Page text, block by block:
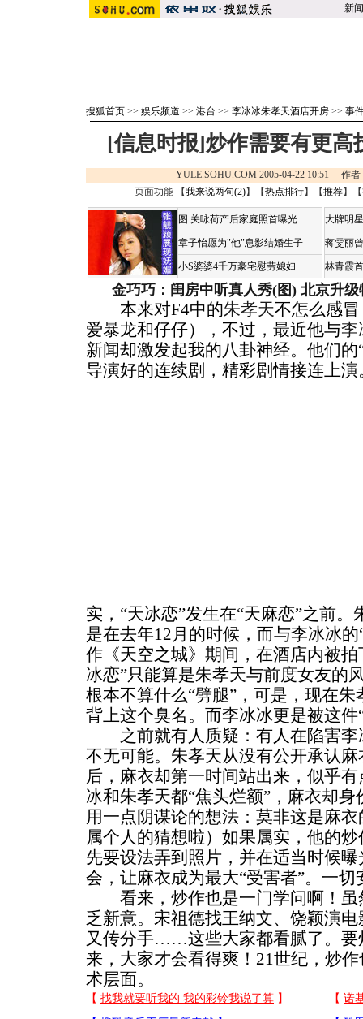
新闻
搜狐首页 >> 娱乐频道 >> 港台 >> 李冰冰朱孝天酒店开房 >> 事
[信息时报]炒作需要有更高
YULE.SOHU.COM 2005-04-22 10:51 作
页面功能 【我来说两句(2)】【热点排行】【推荐】
图:关咏荷产后家庭照首曝光
章子怡愿为"他"息影结婚生子
小S婆婆4千万豪宅慰劳媳妇
大牌明
蒋雯丽
林青霞
金巧巧：闺房中听真人秀(图) 北京升级
本来对F4中的朱孝天不怎么感冒
爱暴龙和仔仔），不过，最近他与李
新闻却激发起我的八卦神经。他们
导演好的连续剧，精彩剧情接连上演
实，“天冰恋”发生在“天麻恋”之前
是在去年12月的时候，而与李冰冰
作《天空之城》期间，在酒店内被
冰恋”只能算是朱孝天与前度女友的
根本不算什么“劈腿”，可是，现在朱
背上这个臭名。而李冰冰更是被这件
之前就有人质疑：有人在陷害李
不无可能。朱孝天从没有公开承认
后，麻衣却第一时间站出来，似乎
冰和朱孝天都“焦头烂额”，麻衣却
用一点阴谋论的想法：莫非这是麻
属个人的猜想啦）如果属实，他的
先要设法弄到照片，并在适当时候
会，让麻衣成为最大“受害者”。一
看来，炒作也是一门学问啊！虽
乏新意。宋祖德找王纳文、饶颖演
又传分手……这些大家都看腻了。要
来，大家才会看得爽！21世纪，炒
术层面。